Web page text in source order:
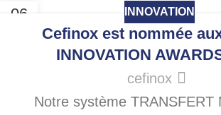
06 INNOVATION
Cefinox est nommée
INNOVATION
cefinox
Notre système TRANSFERT